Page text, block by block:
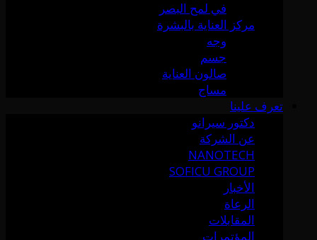
في لمح البصر
مركز العناية بالبشرة
وجه
جسم
صالون العناية
مساج
تعرف علينا
دكتور سيرانو
عن الشركة
NANOTECH
SOFICU GROUP
الأخبار
الرعاة
المقابلات
المؤتمرات